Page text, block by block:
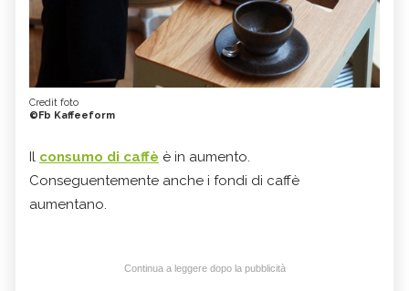
Credit foto
©Fb Kaffeeform
Il consumo di caffè è in aumento.
Conseguentemente anche i fondi di caffè
aumentano.
Continua a leggere dopo la pubblicità